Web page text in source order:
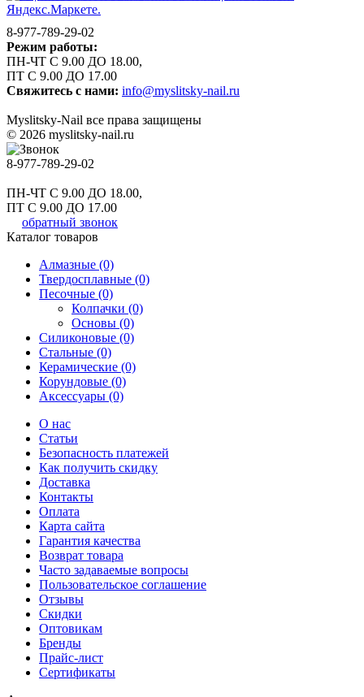
8-977-789-29-02
Режим работы:
ПН-ЧТ С 9.00 ДО 18.00,
ПТ С 9.00 ДО 17.00
Свяжитесь с нами: info@myslitsky-nail.ru
Myslitsky-Nail все права защищены
© 2026 myslitsky-nail.ru
8-977-789-29-02
ПН-ЧТ С 9.00 ДО 18.00,
ПТ С 9.00 ДО 17.00
обратный звонок
Каталог товаров
Алмазные (0)
Твердосплавные (0)
Песочные (0)
Колпачки (0)
Основы (0)
Силиконовые (0)
Стальные (0)
Керамические (0)
Корундовые (0)
Аксессуары (0)
О нас
Статьи
Безопасность платежей
Как получить скидку
Доставка
Контакты
Оплата
Карта сайта
Гарантия качества
Возврат товара
Часто задаваемые вопросы
Пользовательское соглашение
Отзывы
Скидки
Оптовикам
Бренды
Прайс-лист
Сертификаты